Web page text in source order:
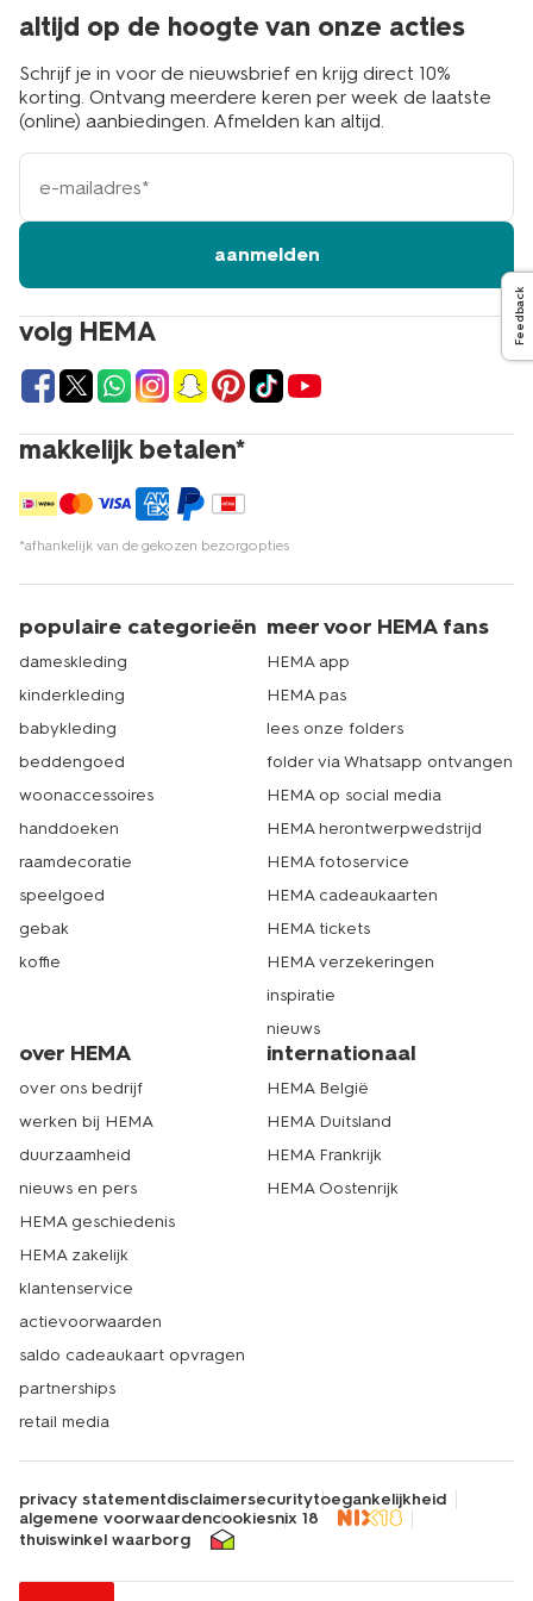
volg HEMA
makkelijk betalen*
*afhankelijk van de gekozen bezorgopties
altijd op de hoogte van onze acties
Schrijf je in voor de nieuwsbrief en krijg direct 10%
korting. Ontvang meerdere keren per week de laatste
(online) aanbiedingen. Afmelden kan altijd.
e-
mailadres
aanmelden
populaire categorieën
dameskleding
kinderkleding
babykleding
beddengoed
woonaccessoires
handdoeken
raamdecoratie
speelgoed
gebak
koffie
meer voor HEMA fans
HEMA app
HEMA pas
lees onze folders
folder via Whatsapp ontvangen
HEMA op social media
HEMA herontwerpwedstrijd
HEMA fotoservice
HEMA cadeaukaarten
HEMA tickets
HEMA verzekeringen
inspiratie
nieuws
over HEMA
over ons bedrijf
werken bij HEMA
duurzaamheid
nieuws en pers
HEMA geschiedenis
HEMA zakelijk
klantenservice
actievoorwaarden
saldo cadeaukaart opvragen
partnerships
retail media
internationaal
HEMA België
HEMA Duitsland
HEMA Frankrijk
HEMA Oostenrijk
privacy statementdisclaimersecuritytoegankelijkheid
algemene voorwaardencookiesnix 18
thuiswinkel waarborg
Feedback